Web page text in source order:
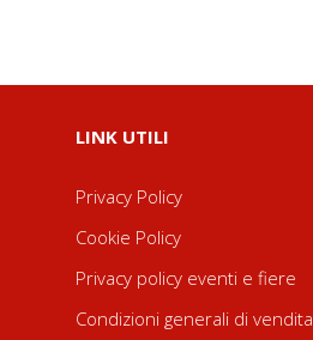
LINK UTILI
Privacy Policy
Cookie Policy
Privacy policy eventi e fiere
Condizioni generali di vendita